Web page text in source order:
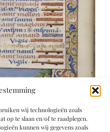
wij technologieën zoals
op te slaan en/of te raadplegen.
kunnen wij gegevens zoals